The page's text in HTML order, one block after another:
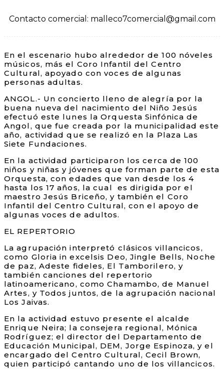
Contacto comercial: malleco7comercial@gmail.com
En el escenario hubo alrededor de 100 nóveles
músicos, más el Coro Infantil del Centro
Cultural, apoyado con voces de algunas
personas adultas.
ANGOL.- Un concierto lleno de alegría por la
buena nueva del nacimiento del Niño Jesús
efectuó este lunes la Orquesta Sinfónica de
Angol, que fue creada por la municipalidad este
año, actividad que se realizó en la Plaza Las
Siete Fundaciones.
En la actividad participaron los cerca de 100
niños y niñas y jóvenes que forman parte de esta
Orquesta, con edades que van desde los 4
hasta los 17 años, la cual es dirigida por el
maestro Jesús Briceño, y también el Coro
Infantil del Centro Cultural, con el apoyo de
algunas voces de adultos.
EL REPERTORIO
La agrupación interpretó clásicos villancicos,
como Gloria in excelsis Deo, Jingle Bells, Noche
de paz, Adeste fideles, El Tamborilero, y
también canciones del repertorio
latinoamericano, como Chamambo, de Manuel
Artes, y Todos juntos, de la agrupación nacional
Los Jaivas.
En la actividad estuvo presente el alcalde
Enrique Neira; la consejera regional, Mónica
Rodríguez; el director del Departamento de
Educación Municipal, DEM, Jorge Espinoza, y el
encargado del Centro Cultural, Cecil Brown,
quien participó cantando uno de los villancicos.